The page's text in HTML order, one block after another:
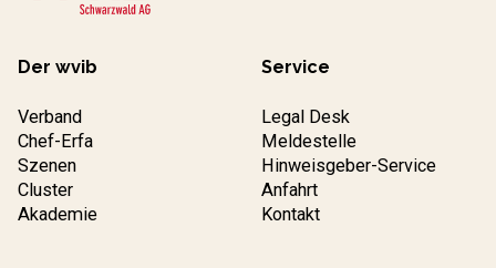
Der wvib
Verband
Chef-Erfa
Szenen
Cluster
Akademie
Service
Legal Desk
Meldestelle
Hinweisgeber-Service
Anfahrt
Kontakt